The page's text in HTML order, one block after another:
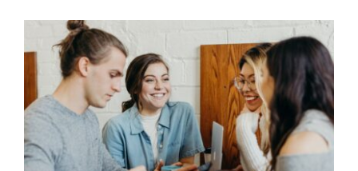
Du
Dein
Studium
auch
ohne
Goldesel